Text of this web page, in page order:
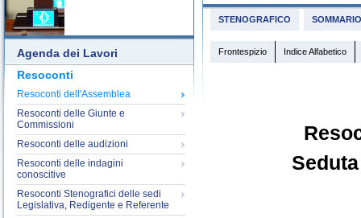
Agenda dei Lavori
Resoconti
Resoconti dell'Assemblea
Resoconti delle Giunte e
Commissioni
Resoconti delle audizioni
Resoconti delle indagini
conoscitive
Resoconti Stenografici delle sedi
Legislativa, Redigente e Referente
STENOGRAFICO SOMMARIO
Frontespizio Indice Alfabetico